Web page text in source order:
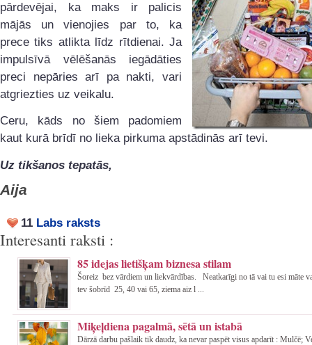
pārdevējai, ka maks ir palicis
mājās un vienojies par to, ka
prece tiks atlikta līdz rītdienai. Ja
impulsīvā vēlēšanās iegādāties
preci nepāries arī pa nakti, vari
atgriezties uz veikalu.
Ceru, kāds no šiem padomiem
kaut kurā brīdī no lieka pirkuma apstādinās arī tevi.
Uz tikšanos tepatās,
Aija
11 Labs raksts
Interesanti raksti :
85 idejas lietišķam biznesa stilam
Šoreiz bez vārdiem un liekvārdības. Neatkarīgi no tā vai tu esi māte
tev šobrīd 25, 40 vai 65, ziema aiz l ...
Miķeļdiena pagalmā, sētā un istabā
Dārzā darbu pašlaik tik daudz, ka nevar paspēt visus apdarīt : Mulčē;